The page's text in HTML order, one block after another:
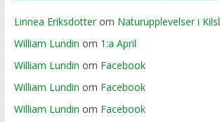
Linnea Eriksdotterom Naturupplevelser i
William Lundin om 1:a April
William Lundin om Facebook
William Lundin om Facebook
William Lundin om Facebook